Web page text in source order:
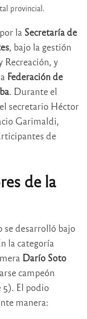
provincial.
la Secretaría de
, bajo la gestión
Recreación, y
Federación de
. Durante el
secretario Héctor
Garimaldi,
de
de la
se desarrolló bajo
la categoría
Darío Soto
campeón
El podio
manera: